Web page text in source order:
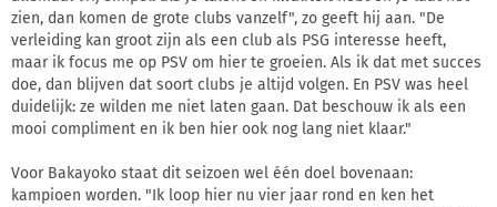
zien, dan komen de grote clubs vanzelf", zo geeft hij aan. "De
verleiding kan groot zijn als een club als PSG interesse heeft,
maar ik focus me op PSV om hier te groeien. Als ik dat met succes
doe, dan blijven dat soort clubs je altijd volgen. En PSV was heel
duidelijk: ze wilden me niet laten gaan. Dat beschouw ik als een
mooi compliment en ik ben hier ook nog lang niet klaar."
Voor Bakayoko staat dit seizoen wel één doel bovenaan:
kampioen worden. "Ik loop hier nu vier jaar rond en ken het